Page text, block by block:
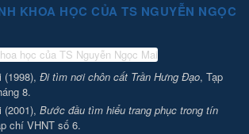
KHOA HỌC CỦA TS NGUYỄN NGỌC
(1998), Đi tìm nơi chôn cất Trần Hưng Đạo, Tạp
8.
(2001), Bước đầu tìm hiểu trang phục trong tín
chí VHNT số 6.